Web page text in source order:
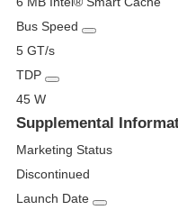
Bus Speed
5 GT/s
TDP
45 W
Supplemental
Marketing Status
Discontinued
Launch Date